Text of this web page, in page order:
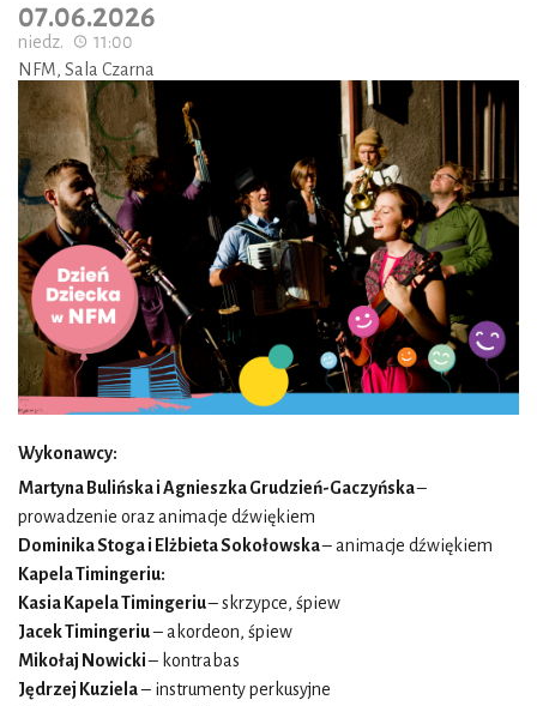
07.06.2026
niedz.
11:00
NFM, Sala Czarna
Wykonawcy:
Martyna Bulińska i Agnieszka Grudzień-Gaczyńska–
prowadzenie oraz animacje dźwiękiem
Dominika Stoga i Elżbieta Sokołowska– animacje dźwiękiem
Kapela Timingeriu:
Kasia Kapela Timingeriu– skrzypce, śpiew
Jacek Timingeriu– akordeon, śpiew
Mikołaj Nowicki– kontrabas
Jędrzej Kuziela– instrumenty perkusyjne